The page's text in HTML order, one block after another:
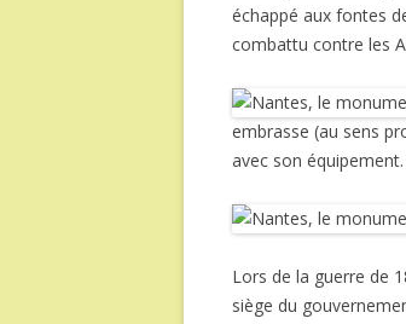
échappé aux fontes
combattu contre les
embrasse (au sens
avec son équipement.
Lors de la guerre de
siège du